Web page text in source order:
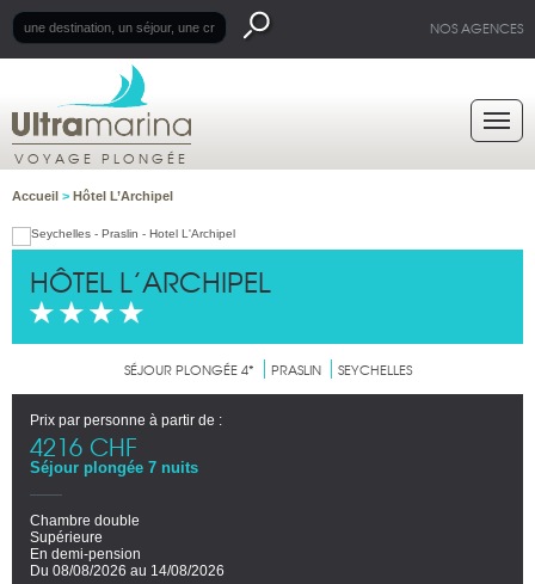
NOS AGENCES
VOYAGE PLONGÉE
Accueil > Hôtel L’Archipel
HÔTEL L’ARCHIPEL
SÉJOUR PLONGÉE 4* PRASLIN SEYCHELLES
Prix par personne à partir de :
4216 CHF
Séjour plongée 7 nuits
Chambre double
Supérieure
En demi-pension
Du 08/08/2026 au 14/08/2026